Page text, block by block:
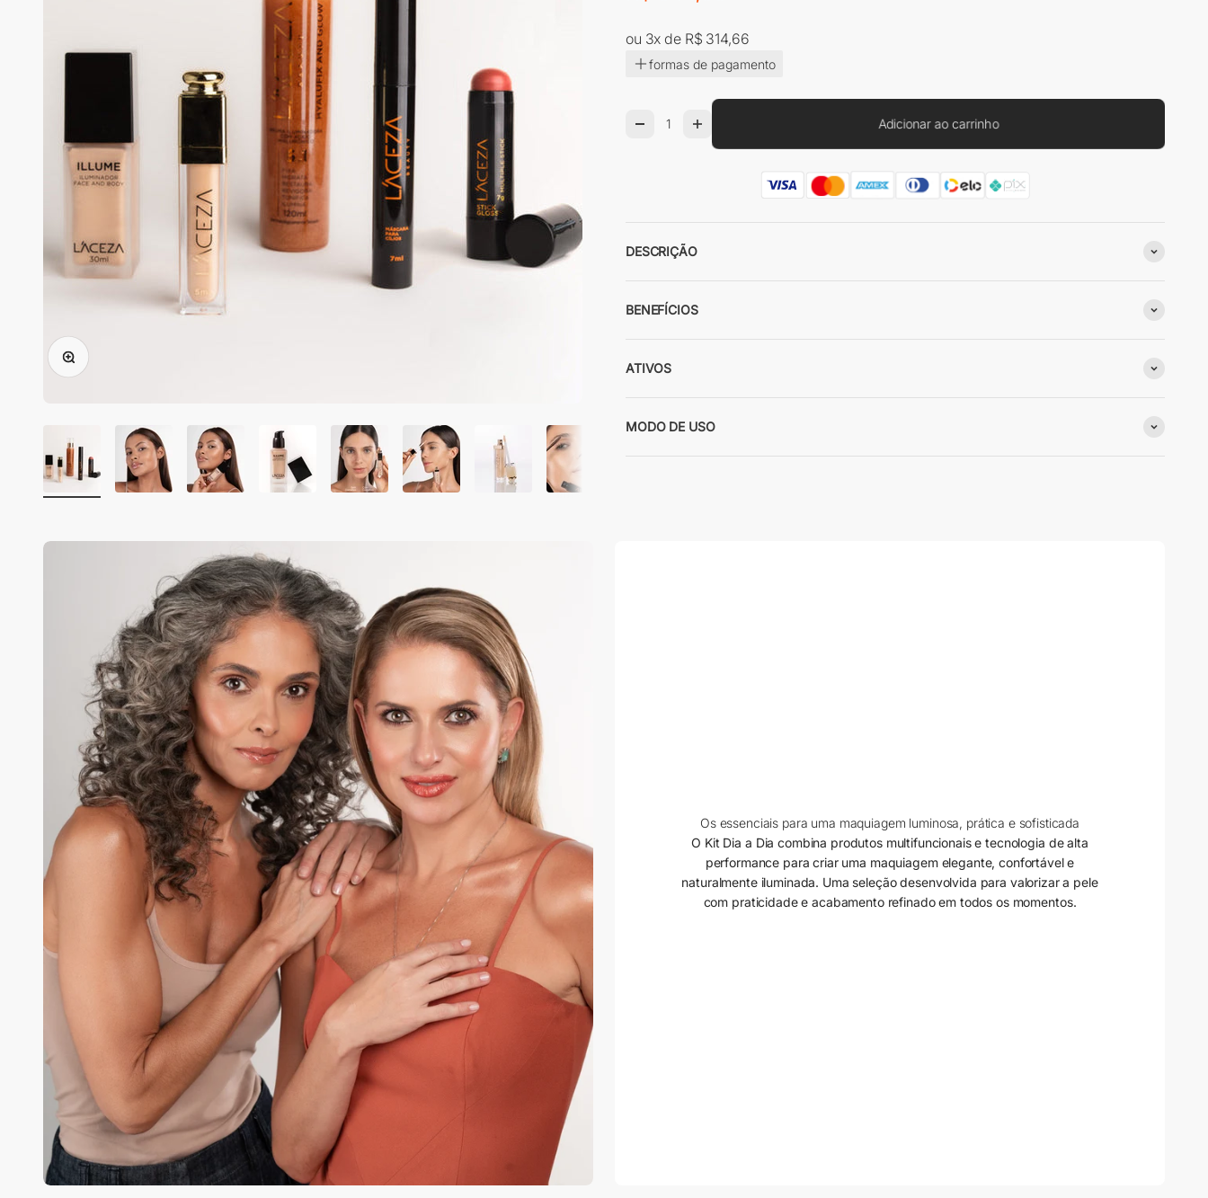
Zoom na imagem
ou 3x de R$ 314,66
formas de pagamento
Adicionar ao carrinho
DESCRIÇÃO
BENEFÍCIOS
ATIVOS
MODO DE USO
Os essenciais para uma maquiagem luminosa, prática e sofisticada
O Kit Dia a Dia combina produtos multifuncionais e tecnologia de alta
performance para criar uma maquiagem elegante, confortável e
naturalmente iluminada. Uma seleção desenvolvida para valorizar a pele
com praticidade e acabamento refinado em todos os momentos.